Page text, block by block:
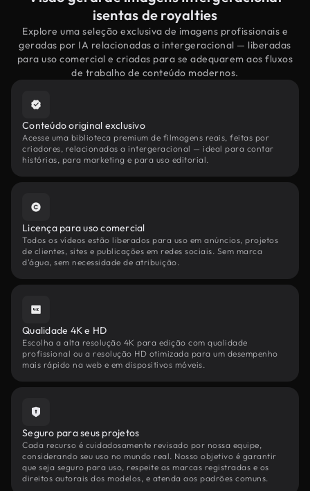
isentas de royalties
Explore uma seleção exclusiva de imagens profissionais e
geradas por IA relacionadas a intergeracional — liberadas
para uso comercial e criadas para se adequarem aos fluxos
de trabalho de conteúdo modernos.
Conteúdo original exclusivo
Acesse uma biblioteca premium de filmagens reais, feitas por
criadores, relacionadas a intergeracional — ideal para contar
histórias, para marketing e para uso editorial.
Licença para uso comercial
Todos os vídeos estão liberados para uso em anúncios, projetos
de clientes, sites e publicações em redes sociais. Sem marca
d'água, sem necessidade de atribuição.
Qualidade 4K e HD
Escolha a alta resolução 4K para edição com qualidade
profissional ou a resolução HD otimizada para um desempenho
mais rápido na web e em dispositivos móveis.
Seguro para seus projetos
Cada recurso é cuidadosamente revisado por nossa equipe,
considerando seu uso no mundo real. Nosso objetivo é garantir
que seja seguro para uso, respeite as marcas registradas e os
direitos autorais dos modelos, e atenda aos padrões comuns.